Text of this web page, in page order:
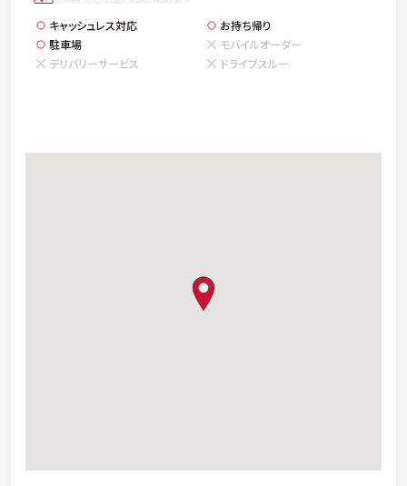
キャッシュレス対応
お持ち帰り
駐車場
モバイルオーダー
デリバリーサービス
ドライブスルー
map pin